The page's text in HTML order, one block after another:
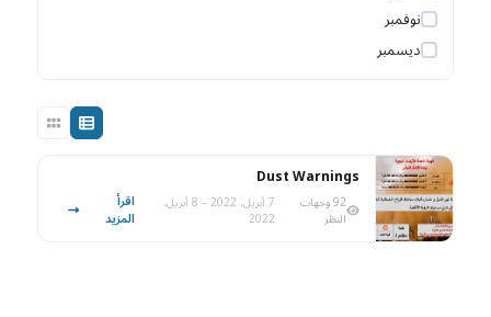
نوفمبر
ديسمبر
Dust Warnings
92 وجهات
النظر
7 أبريل، 2022 – 8 أبريل،
2022
اقرأ
المزيد